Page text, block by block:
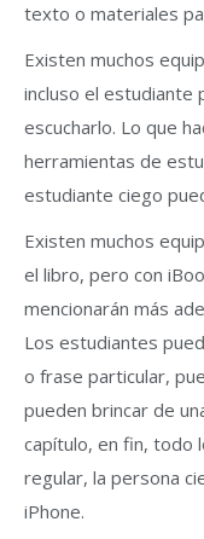
texto o materiales
Existen muchos
incluso el estudiante
escucharlo. Lo que
herramientas de
estudiante ciego
Existen muchos
el libro, pero con
mencionarán más
Los estudiantes
o frase particular,
pueden brincar de
capítulo, en fin, todo
regular, la persona
iPhone.